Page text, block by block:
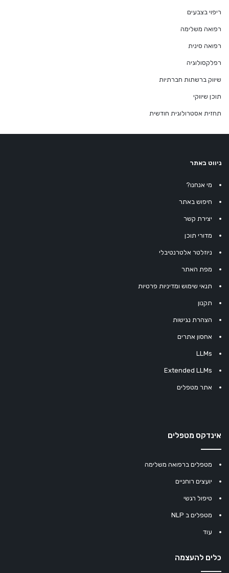
ריפוי בצבעים
רפואה משלימה
רפואה סינית
רפלקסולוגיה
שיווק ברשתות חברתיות
תוכן שיווקי
תחזית אסטרולוגית חודשית
ניווט באתר
מי אנחנו?
חיפוש באתר
יצירת קשר
מדורי תוכן
ניוזלטר אלטרנטיבלי
מפת האתר
תנאי שימוש ומדיניות פרטיות
תקנון
הצהרת נגישות
אחסון אתרים
LLMs
Extended LLMs
אתר מטפלים
אינדקס מטפלים
מטפלים ברפואה משלימה
יועצים רוחניים
טיפול רגשי
מטפלים ב NLP
עוד
כלים להעצמה